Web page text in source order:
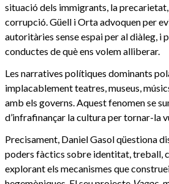
situació dels immigrants, la
corrupció. Güell i Orta advoquen per
autoritàries sense espai per al diàleg, i
conductes de què ens volem alliberar.
Les narratives polítiques dominants
implacablement teatres, museus,
amb els governs. Aquest fenomen se
d’infrafinançar la cultura per tornar-la
Precisament, Daniel Gasol qüestiona
poders fàctics sobre identitat, treball,
explorant els mecanismes que